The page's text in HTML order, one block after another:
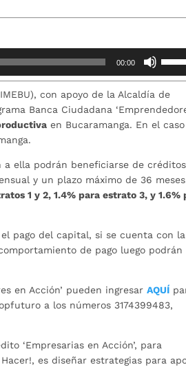
00:00
de
flecha
o
con apoyo de la Alcaldía de
Banca Ciudadana
en Bucaramanga. En el
ella podrán beneficiarse de créditos
y un plazo máximo de 36
1 y 2, 1.4% para estrato 3, y 1.6%
pago del capital, si se cuenta con la
de pago luego podrán
en Acción’ pueden ingresarAQUÍ
a los números 3174399483,
‘Empresarias en Acción’, para
es diseñar estrategias para